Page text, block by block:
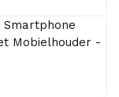
Mobielhouder -